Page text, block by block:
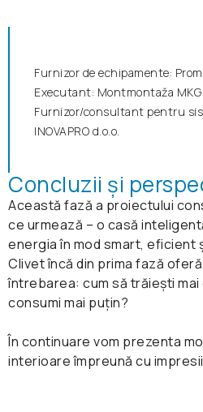
Concluzii și
Această fază a proiectului
ce urmează – o casă
energia în mod smart, eficient
Clivet încă din prima fază
întrebarea: cum să trăiești
consumi mai puțin?
În continuare vom prezenta
interioare împreună cu
Furnizor de echipamente:
Executant: Montmontaža MKG
Furnizor/consultant pentru
INOVAPRO d.o.o.